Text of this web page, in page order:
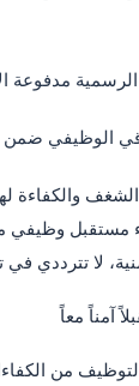
الرسمية مدفوعة
الوظيفي
والكفاءة
مستقبل
لا تترددي
آمناً معاً
من